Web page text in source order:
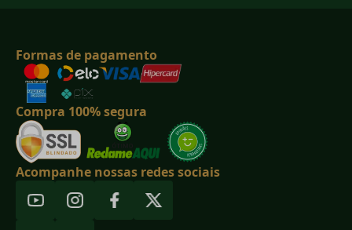
Formas de pagamento
Compra 100% segura
Acompanhe nossas redes sociais